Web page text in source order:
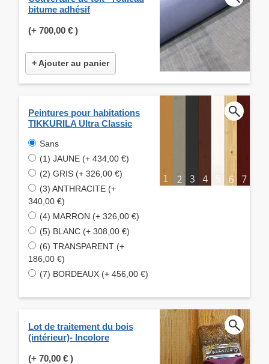
bitume adhésif
(+ 700,00 € )
+ Ajouter au panier
Peintures pour habitations
TIKKURILA Ultra Classic
Sans
(1) JAUNE (+ 434,00 €)
(2) GRIS (+ 326,00 €)
(3) ANTHRACITE (+
340,00 €)
(4) MARRON (+ 326,00 €)
(5) BLANC (+ 308,00 €)
(6) TRANSPARENT (+
186,00 €)
(7) BORDEAUX (+ 456,00 €)
Lot de traitement du bois
(intérieur)- Incolore
(+ 70,00 € )